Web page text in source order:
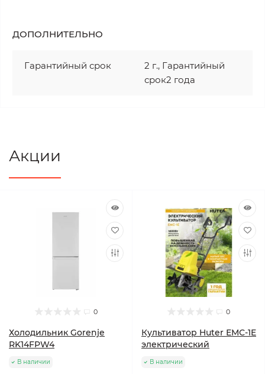
ДОПОЛНИТЕЛЬНО
Гарантийный срок
2 г., Гарантийный
срок2 года
Акции
0
Холодильник Gorenje
RK14FPW4
В наличии
0
Культиватор Huter ЕМС-1E
электрический
В наличии